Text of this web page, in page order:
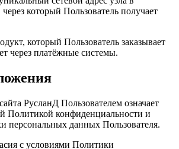
который Пользователь получает
который Пользователь заказывает
через платёжные системы.
РусланД Пользователем означает
Политикой конфиденциальности и
персональных данных Пользователя.
с условиями Политики